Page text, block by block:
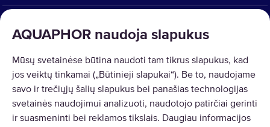
AQUAPHOR naudoja slapukus
Mūsų svetainėse būtina naudoti tam tikrus slapukus, kad
jos veiktų tinkamai („Būtinieji slapukai“). Be to, naudojame
savo ir trečiųjų šalių slapukus bei panašias technologijas
svetainės naudojimui analizuoti, naudotojo patirčiai gerinti
ir suasmeninti bei reklamos tikslais. Daugiau informacijos